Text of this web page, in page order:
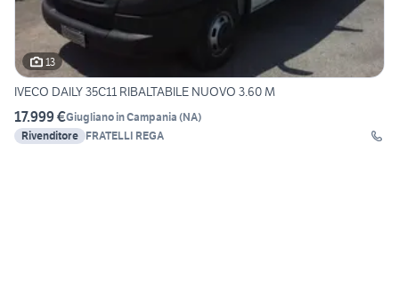
13
IVECO DAILY 35C11 RIBALTABILE NUOVO 3.60 M
17.999 €Giugliano in Campania (NA)
Rivenditore FRATELLI REGA